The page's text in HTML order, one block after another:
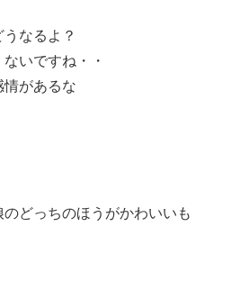
なるよ？
いですね・・
情があるな
のどっちのほうがかわいいも